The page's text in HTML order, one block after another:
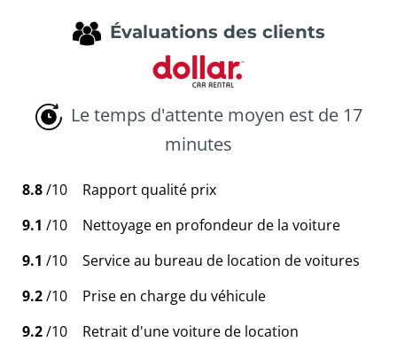
Évaluations des clients
Le temps d'attente moyen est de 17
minutes
8.8/10
Rapport qualité prix
9.1 /10
Nettoyage en profondeur de la voiture
9.1 /10
Service au bureau de location de voitures
9.2/10
Prise en charge du véhicule
9.2/10 Retrait d'une voiture de location